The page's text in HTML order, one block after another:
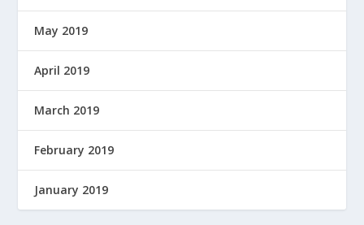
May 2019
April 2019
March 2019
February 2019
January 2019